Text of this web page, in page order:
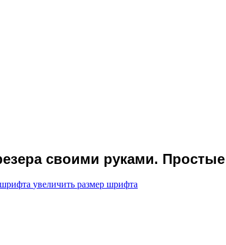
своими руками.
увеличить размер шрифта